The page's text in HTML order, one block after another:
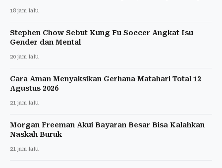
18 jam lalu
Stephen Chow Sebut Kung Fu Soccer Angkat Isu
Gender dan Mental
20 jam lalu
Cara Aman Menyaksikan Gerhana Matahari Total 12
Agustus 2026
21 jam lalu
Morgan Freeman Akui Bayaran Besar Bisa Kalahkan
Naskah Buruk
21 jam lalu